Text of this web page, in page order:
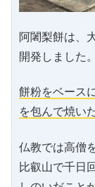
阿闍梨餅は、
開発しました。
餅粉をベース
を包んで焼い
仏教では高僧
比叡山で千日